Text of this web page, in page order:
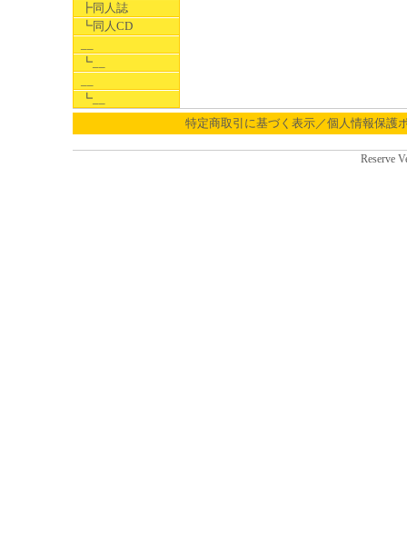
┣同人誌
┗同人CD
┗__
┗__
特定商取引に基づく表示／個人情報保護
Reserve